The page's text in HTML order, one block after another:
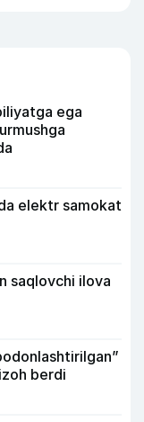
ega
elektr samokat
saqlovchi ilova
berdi